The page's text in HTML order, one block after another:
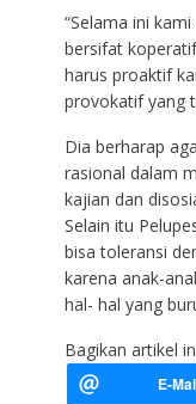
“Selama ini
bersifat
harus proaktif
provokatif yang
Dia berharap
rasional dalam
kajian dan
Selain itu
bisa toleransi
karena anak-
hal- hal yang
Bagikan artikel